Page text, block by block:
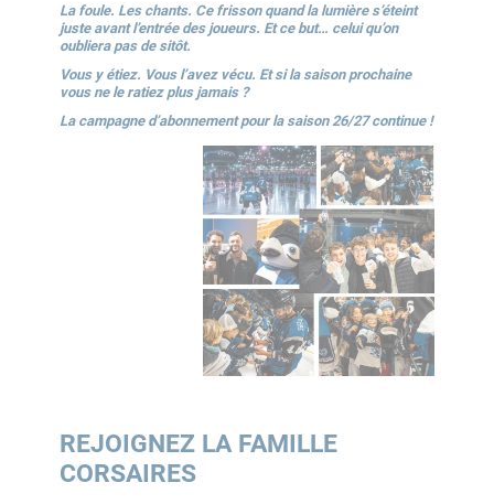
La foule. Les chants. Ce frisson quand la lumière s’éteint
juste avant l’entrée des joueurs. Et ce but… celui qu’on
oubliera pas de sitôt.
Vous y étiez. Vous l’avez vécu. Et si la saison prochaine
vous ne le ratiez plus jamais ?
La campagne d’abonnement pour la saison 26/27 continue !
REJOIGNEZ LA FAMILLE
CORSAIRES